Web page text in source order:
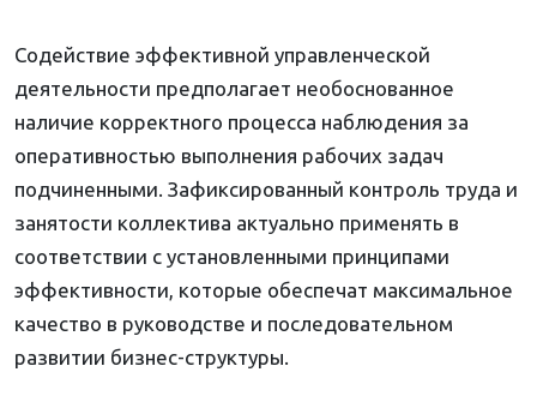
Содействие эффективной управленческой
деятельности предполагает необоснованное
наличие корректного процесса наблюдения за
оперативностью выполнения рабочих задач
подчиненными. Зафиксированный контроль труда и
занятости коллектива актуально применять в
соответствии с установленными принципами
эффективности, которые обеспечат максимальное
качество в руководстве и последовательном
развитии бизнес-структуры.